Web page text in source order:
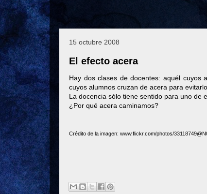
15 octubre 2008
El efecto acera
Hay dos clases de docentes: aquél cuyos
cuyos alumnos cruzan de acera para evitarlo.
La docencia sólo tiene sentido para uno de
¿Por qué acera caminamos?
Crédito de la imagen: www.flickr.com/photos/